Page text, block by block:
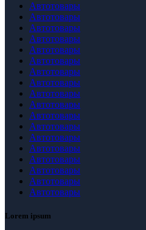
Автотовары
Автотовары
Автотовары
Автотовары
Автотовары
Автотовары
Автотовары
Автотовары
Автотовары
Автотовары
Автотовары
Автотовары
Автотовары
Автотовары
Автотовары
Автотовары
Автотовары
Автотовары
Lorem ipsum